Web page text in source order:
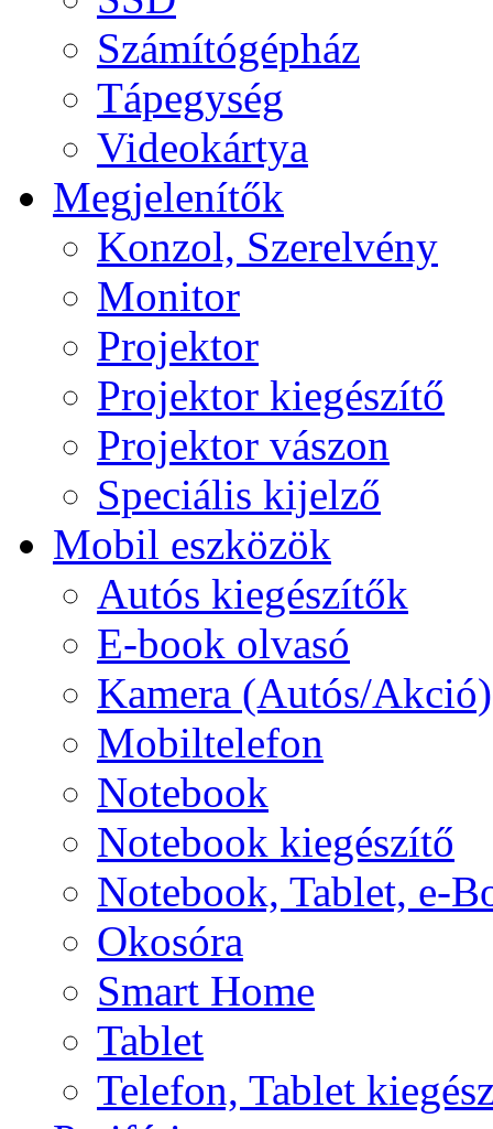
Számítógépház
Tápegység
Videokártya
Megjelenítők
Konzol, Szerelvény
Monitor
Projektor
Projektor kiegészítő
Projektor vászon
Speciális kijelző
Mobil eszközök
Autós kiegészítők
E-book olvasó
Kamera (Autós/Akció)
Mobiltelefon
Notebook
Notebook kiegészítő
Notebook, Tablet, e-
Okosóra
Smart Home
Tablet
Telefon, Tablet